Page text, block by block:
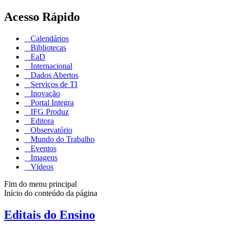
Acesso Rápido
Calendários
Bibliotecas
EaD
Internacional
Dados Abertos
Serviços de TI
Inovação
Portal Integra
IFG Produz
Editora
Observatório
Mundo do Trabalho
Eventos
Imagens
Vídeos
Fim do menu principal
Início do conteúdo da página
Editais do Ensino